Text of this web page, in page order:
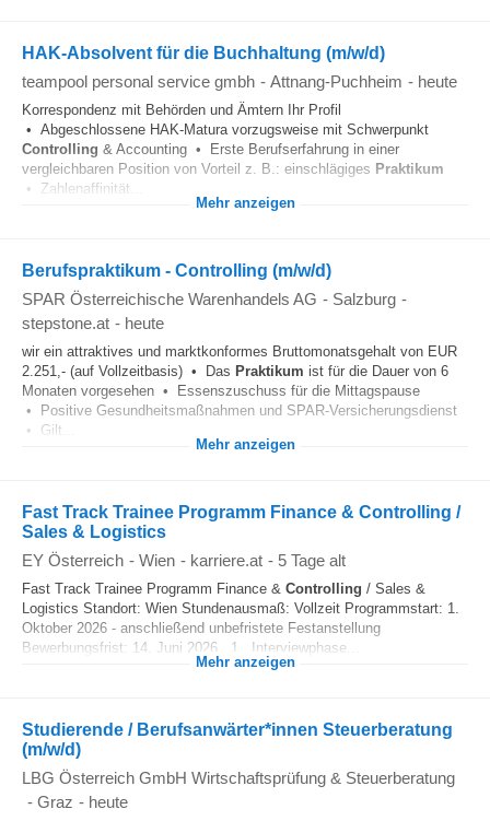
HAK-Absolvent für die Buchhaltung (m/w/d)
teampool personal service gmbh - Attnang-Puchheim - heute
Korrespondenz mit Behörden und Ämtern Ihr Profil
• Abgeschlossene HAK-Matura vorzugsweise mit Schwerpunkt
Controlling & Accounting • Erste Berufserfahrung in einer
vergleichbaren Position von Vorteil z. B.: einschlägiges Praktikum
• Zahlenaffinität...
Mehr anzeigen
Berufspraktikum - Controlling (m/w/d)
SPAR Österreichische Warenhandels AG - Salzburg -
stepstone.at - heute
wir ein attraktives und marktkonformes Bruttomonatsgehalt von EUR
2.251,- (auf Vollzeitbasis) • Das Praktikum ist für die Dauer von 6
Monaten vorgesehen • Essenszuschuss für die Mittagspause
• Positive Gesundheitsmaßnahmen und SPAR-Versicherungsdienst
• Gilt...
Mehr anzeigen
Fast Track Trainee Programm Finance & Controlling /
Sales & Logistics
EY Österreich - Wien - karriere.at - 5 Tage alt
Fast Track Trainee Programm Finance & Controlling / Sales &
Logistics Standort: Wien Stundenausmaß: Vollzeit Programmstart: 1.
Oktober 2026 - anschließend unbefristete Festanstellung
Bewerbungsfrist: 14. Juni 2026 1. Interviewphase...
Mehr anzeigen
Studierende / Berufsanwärter*innen Steuerberatung
(m/w/d)
LBG Österreich GmbH Wirtschaftsprüfung & Steuerberatung
- Graz - heute